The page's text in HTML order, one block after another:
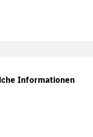
Informationen